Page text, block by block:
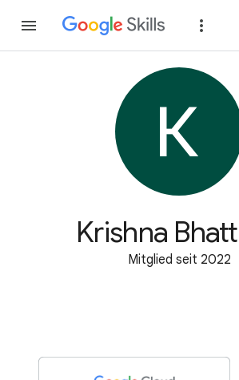
Krishna
Mitglied seit 2022